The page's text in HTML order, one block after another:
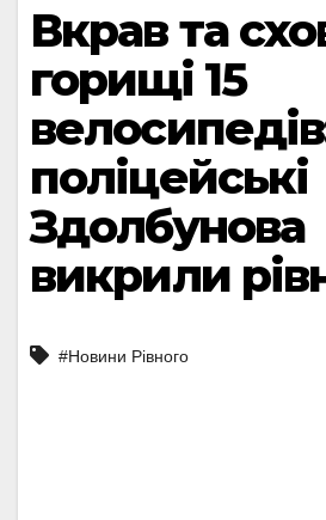
Вкрав та
горищі 15
поліцейські
Здолбунова
викрили
#Новини Рівного